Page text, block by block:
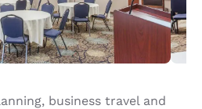
business travel and